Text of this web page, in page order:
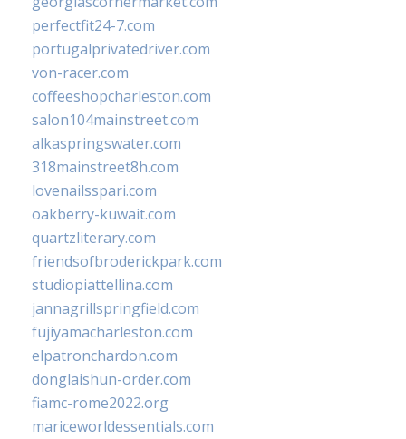
perfectfit24-7.com
portugalprivatedriver.com
von-racer.com
coffeeshopcharleston.com
salon104mainstreet.com
alkaspringswater.com
318mainstreet8h.com
lovenailsspari.com
oakberry-kuwait.com
quartzliterary.com
friendsofbroderickpark.com
studiopiattellina.com
jannagrillspringfield.com
fujiyamacharleston.com
elpatronchardon.com
donglaishun-order.com
fiamc-rome2022.org
mariceworldessentials.com